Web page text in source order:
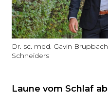
Dr. sc. med. Gavin
Schneiders
Laune vom Schlaf